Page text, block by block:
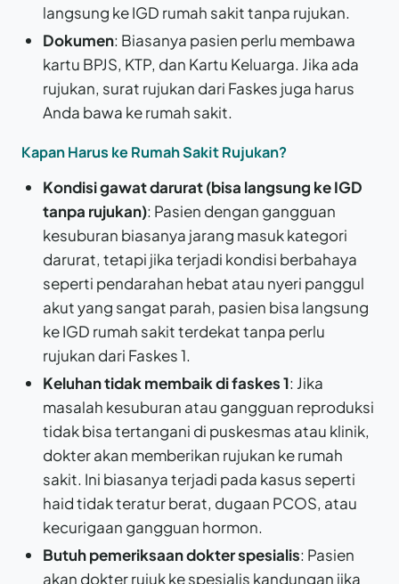
langsung ke IGD rumah sakit tanpa rujukan.
Dokumen: Biasanya pasien perlu membawa
kartu BPJS, KTP, dan Kartu Keluarga. Jika ada
rujukan, surat rujukan dari Faskes juga harus
Anda bawa ke rumah sakit.
Kapan Harus ke Rumah Sakit Rujukan?
Kondisi gawat darurat (bisa langsung ke IGD
tanpa rujukan): Pasien dengan gangguan
kesuburan biasanya jarang masuk kategori
darurat, tetapi jika terjadi kondisi berbahaya
seperti pendarahan hebat atau nyeri panggul
akut yang sangat parah, pasien bisa langsung
ke IGD rumah sakit terdekat tanpa perlu
rujukan dari Faskes 1.
Keluhan tidak membaik di faskes 1: Jika
masalah kesuburan atau gangguan reproduksi
tidak bisa tertangani di puskesmas atau klinik,
dokter akan memberikan rujukan ke rumah
sakit. Ini biasanya terjadi pada kasus seperti
haid tidak teratur berat, dugaan PCOS, atau
kecurigaan gangguan hormon.
Butuh pemeriksaan dokter spesialis: Pasien
akan dokter rujuk ke spesialis kandungan jika